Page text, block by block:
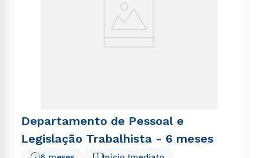
Departamento de Pessoal e
Legislação Trabalhista - 6 meses